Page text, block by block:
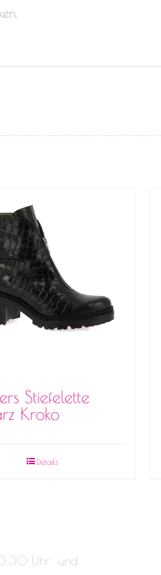
Stiefelette
Kroko
Details
Uhr und